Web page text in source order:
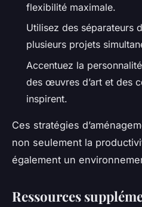
flexibilité maximale.
Utilisez des séparateurs
plusieurs projets
Accentuez la
des œuvres d’art et des
inspirent.
Ces stratégies
non seulement la
également un
Ressources